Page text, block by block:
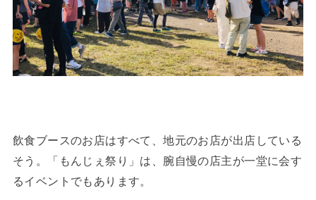
飲食ブースのお店はすべて、地元のお店が出店している
そう。「もんじぇ祭り」は、腕自慢の店主が一堂に会す
るイベントでもあります。